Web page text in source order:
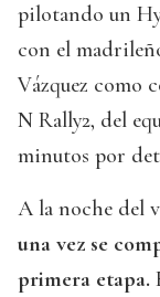
pilotando un
con el
Vázquez como
N Rally2, del
minutos por
A la noche del
una vez se
primera etapa.